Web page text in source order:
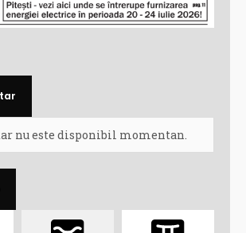
nu este disponibil momentan.